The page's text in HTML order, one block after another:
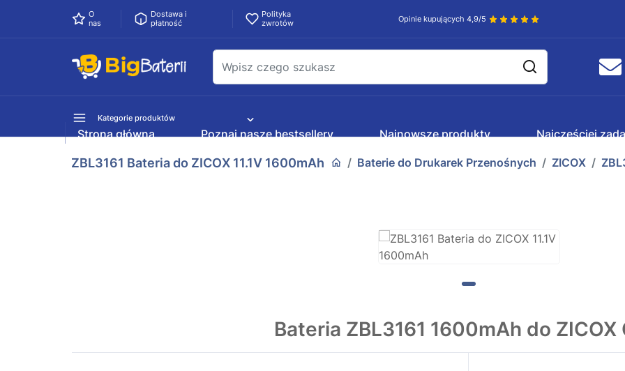
O
nas
Dostawa i
płatność
Polityka
zwrotów
Opinie kupujących 4,9/5
Kategorie produktów
Strona główna Poznaj nasze bestsellery Najnowsze produkty Najczęściej
ZBL3161 Bateria do ZICOX 11.1V 1600mAh Baterie do Drukarek Przenośnych ZICOX
Bateria ZBL3161 1600mAh do ZICOX